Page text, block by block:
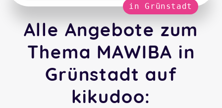
in Grünstadt
Alle Angebote zum
Thema MAWIBA in
Grünstadt auf
kikudoo: